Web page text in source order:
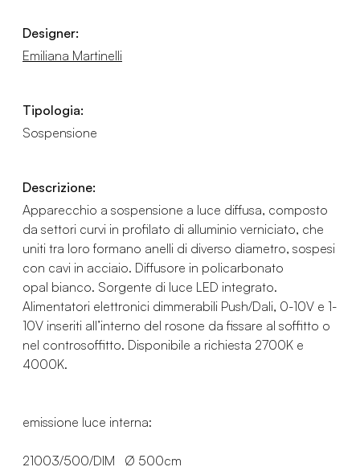
Designer:
Emiliana Martinelli
Tipologia:
Sospensione
Descrizione:
Apparecchio a sospensione a luce diffusa, composto
da settori curvi in profilato di alluminio verniciato, che
uniti tra loro formano anelli di diverso diametro, sospesi
con cavi in acciaio. Diffusore in policarbonato
opal bianco. Sorgente di luce LED integrato.
Alimentatori elettronici dimmerabili Push/Dali, 0-10V e 1-
10V inseriti all’interno del rosone da fissare al soffitto o
nel controsoffitto. Disponibile a richiesta 2700K e
4000K.
emissione luce interna:
21003/500/DIM Ø 500cm